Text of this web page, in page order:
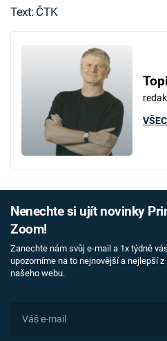
Text: ČTK
Nenechte si ujít novinky
Zoom!
Zanechte nám svůj e-mail a 1x týdně vás
upozorníme na to nejnovější a nejlepší z
našeho webu.